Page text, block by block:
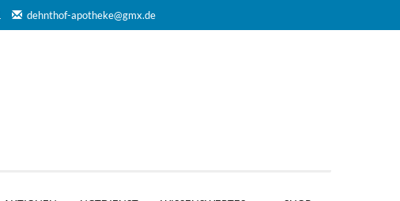
dehnthof-apotheke@gmx.de